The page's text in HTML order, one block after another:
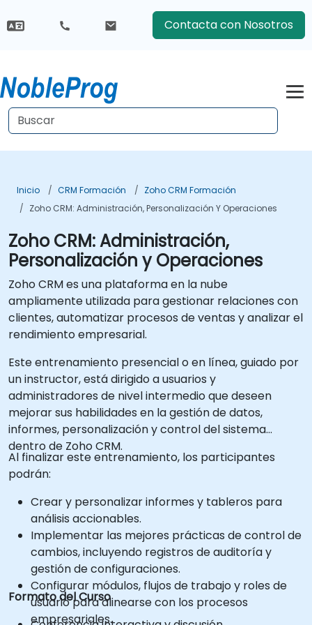
Contacta con Nosotros
Inicio CRM Formación
Zoho CRM Formación
Zoho CRM: Administración, Personalización Y Operaciones
Zoho CRM: Administración,
Personalización y Operaciones
Zoho CRM es una plataforma en la nube
ampliamente utilizada para gestionar relaciones con
clientes, automatizar procesos de ventas y analizar el
rendimiento empresarial.
Este entrenamiento presencial o en línea, guiado por
un instructor, está dirigido a usuarios y
administradores de nivel intermedio que deseen
mejorar sus habilidades en la gestión de datos,
informes, personalización y control del sistema
dentro de Zoho CRM.
Al finalizar este entrenamiento, los participantes
podrán:
Crear y personalizar informes y tableros para
análisis accionables.
Implementar las mejores prácticas de control de
cambios, incluyendo registros de auditoría y
gestión de configuraciones.
Configurar módulos, flujos de trabajo y roles de
usuario para alinearse con los procesos
empresariales.
Formato del Curso